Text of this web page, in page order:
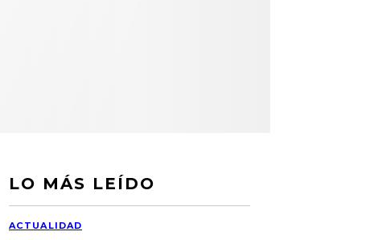
LO MÁS LEÍDO
ACTUALIDAD